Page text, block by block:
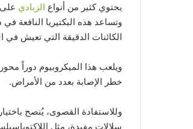
يحتوي كثير من أنواع الزبادي على
وتساعد هذه البكتيريا النافعة
الكائنات الدقيقة التي تعيش في
ويلعب هذا الميكروبيوم دوراً
خطر الإصابة بعدد من الأمراض.
وللاستفادة القصوى، يُنصح
سلالات مفيدة، مثل